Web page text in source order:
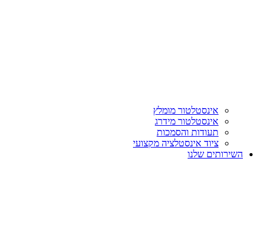
אינסטלטור מומלץ
אינסטלטור מידרג
תעודות והסמכות
ציוד אינסטלציה מקצועי
השירותים שלנו